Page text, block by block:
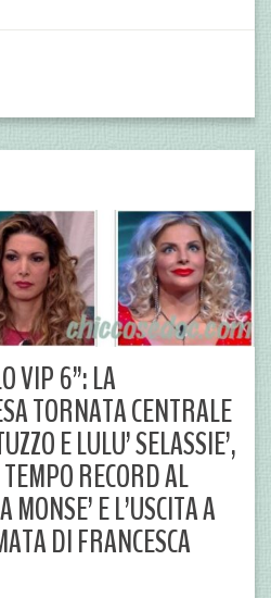
VIP 6”: LA
TORNATA CENTRALE
E LULU’ SELASSIE’,
RECORD AL
E L’USCITA A
DI FRANCESCA